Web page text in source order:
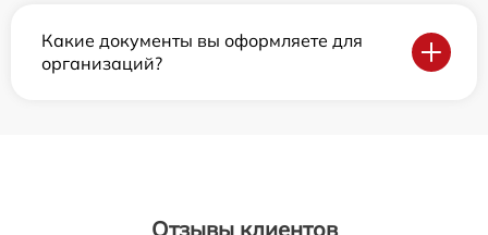
Какие документы вы оформляете для
организаций?
Отзывы клиентов